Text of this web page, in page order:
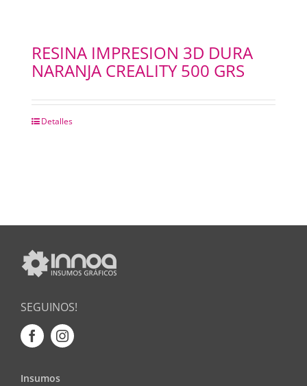
RESINA IMPRESION 3D DURA
NARANJA CREALITY 500 GRS
Detalles
SEGUINOS!
Insumos